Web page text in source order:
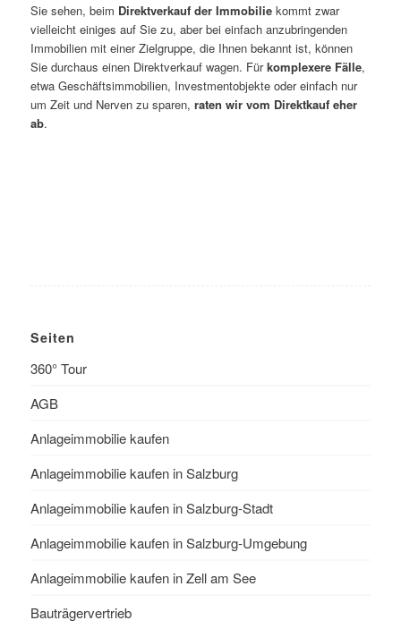
Sie sehen, beim Direktverkauf der Immobiliekommt zwar
vielleicht einiges auf Sie zu, aber bei einfach anzubringenden
Immobilien mit einer Zielgruppe, die Ihnen bekannt ist, können
Sie durchaus einen Direktverkauf wagen. Fürkomplexere Fälle,
etwa Geschäftsimmobilien, Investmentobjekte oder einfach nur
um Zeit und Nerven zu sparen, raten wir vom Direktkauf eher
ab.
Seiten
360° Tour
AGB
Anlageimmobilie kaufen
Anlageimmobilie kaufen in Salzburg
Anlageimmobilie kaufen in Salzburg-Stadt
Anlageimmobilie kaufen in Salzburg-Umgebung
Anlageimmobilie kaufen in Zell am See
Bauträgervertrieb